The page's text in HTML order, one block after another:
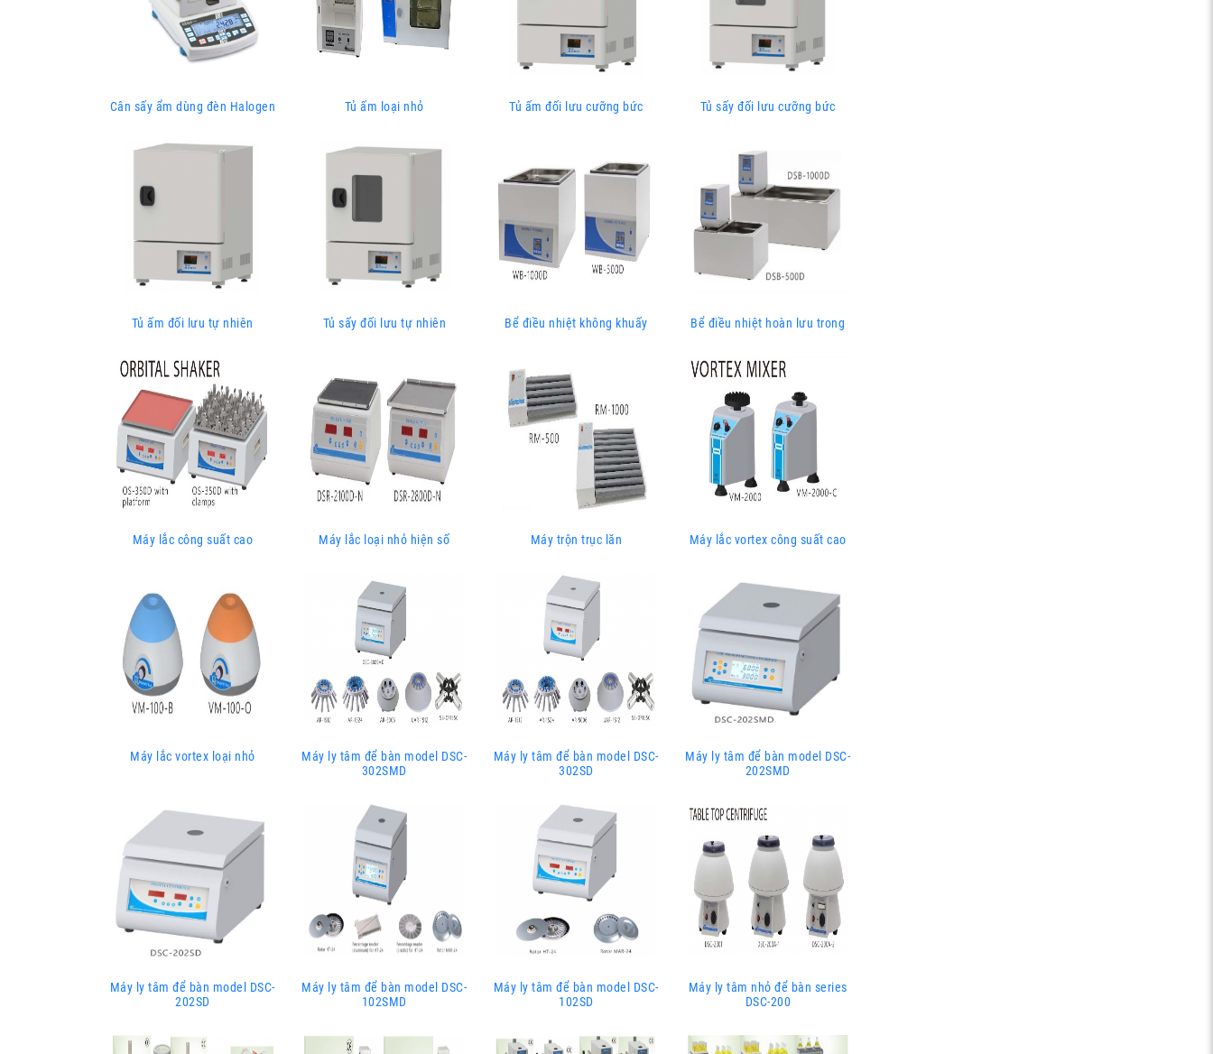
Cân sấy ẩm dùng đèn Halogen Tủ ấm loại nhỏ Tủ ấm đối lưu cưỡng bức Tủ sấy đối lưu cưỡng bức
Tủ ấm đối lưu tự nhiên Tủ sấy đối lưu tự nhiên Bể điều nhiệt không khuấy Bể điều nhiệt hoàn lưu trong
Máy lắc công suất cao Máy lắc loại nhỏ hiện số Máy trộn trục lăn Máy lắc vortex công suất cao
Máy lắc vortex loại nhỏ
Máy ly tâm để bàn model DSC-
302SMD
Máy ly tâm để bàn model DSC-
302SD
Máy ly tâm để bàn model DSC-
202SMD
Máy ly tâm để bàn model DSC-
202SD
Máy ly tâm để bàn model DSC-
102SMD
Máy ly tâm để bàn model DSC-
102SD
Máy ly tâm nhỏ để bàn series
DSC-200